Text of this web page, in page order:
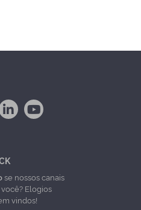
se nossos canais
Elogios
vindos!